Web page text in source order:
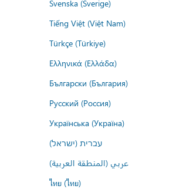
Svenska (Sverige)
Tiếng Việt (Việt Nam)
Türkçe (Türkiye)
Ελληνικά (Ελλάδα)
Български (България)
Русский (Россия)
Українська (Україна)
עברית (ישראל)
عربي (المنطقة العربية)
ไทย (ไทย)